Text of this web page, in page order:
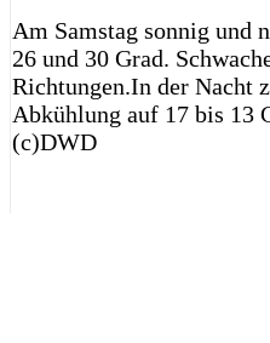
Am Samstag sonnig und
26 und 30 Grad.
Richtungen.In der Nacht
Abkühlung auf 17 bis 13
(c)DWD